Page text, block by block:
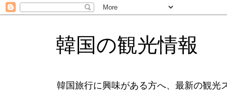
韓国の観光情報
韓国旅行に興味がある方へ、最新の観光